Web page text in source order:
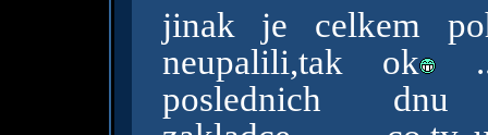
jinak je celkem
neupalili,tak ok
poslednich